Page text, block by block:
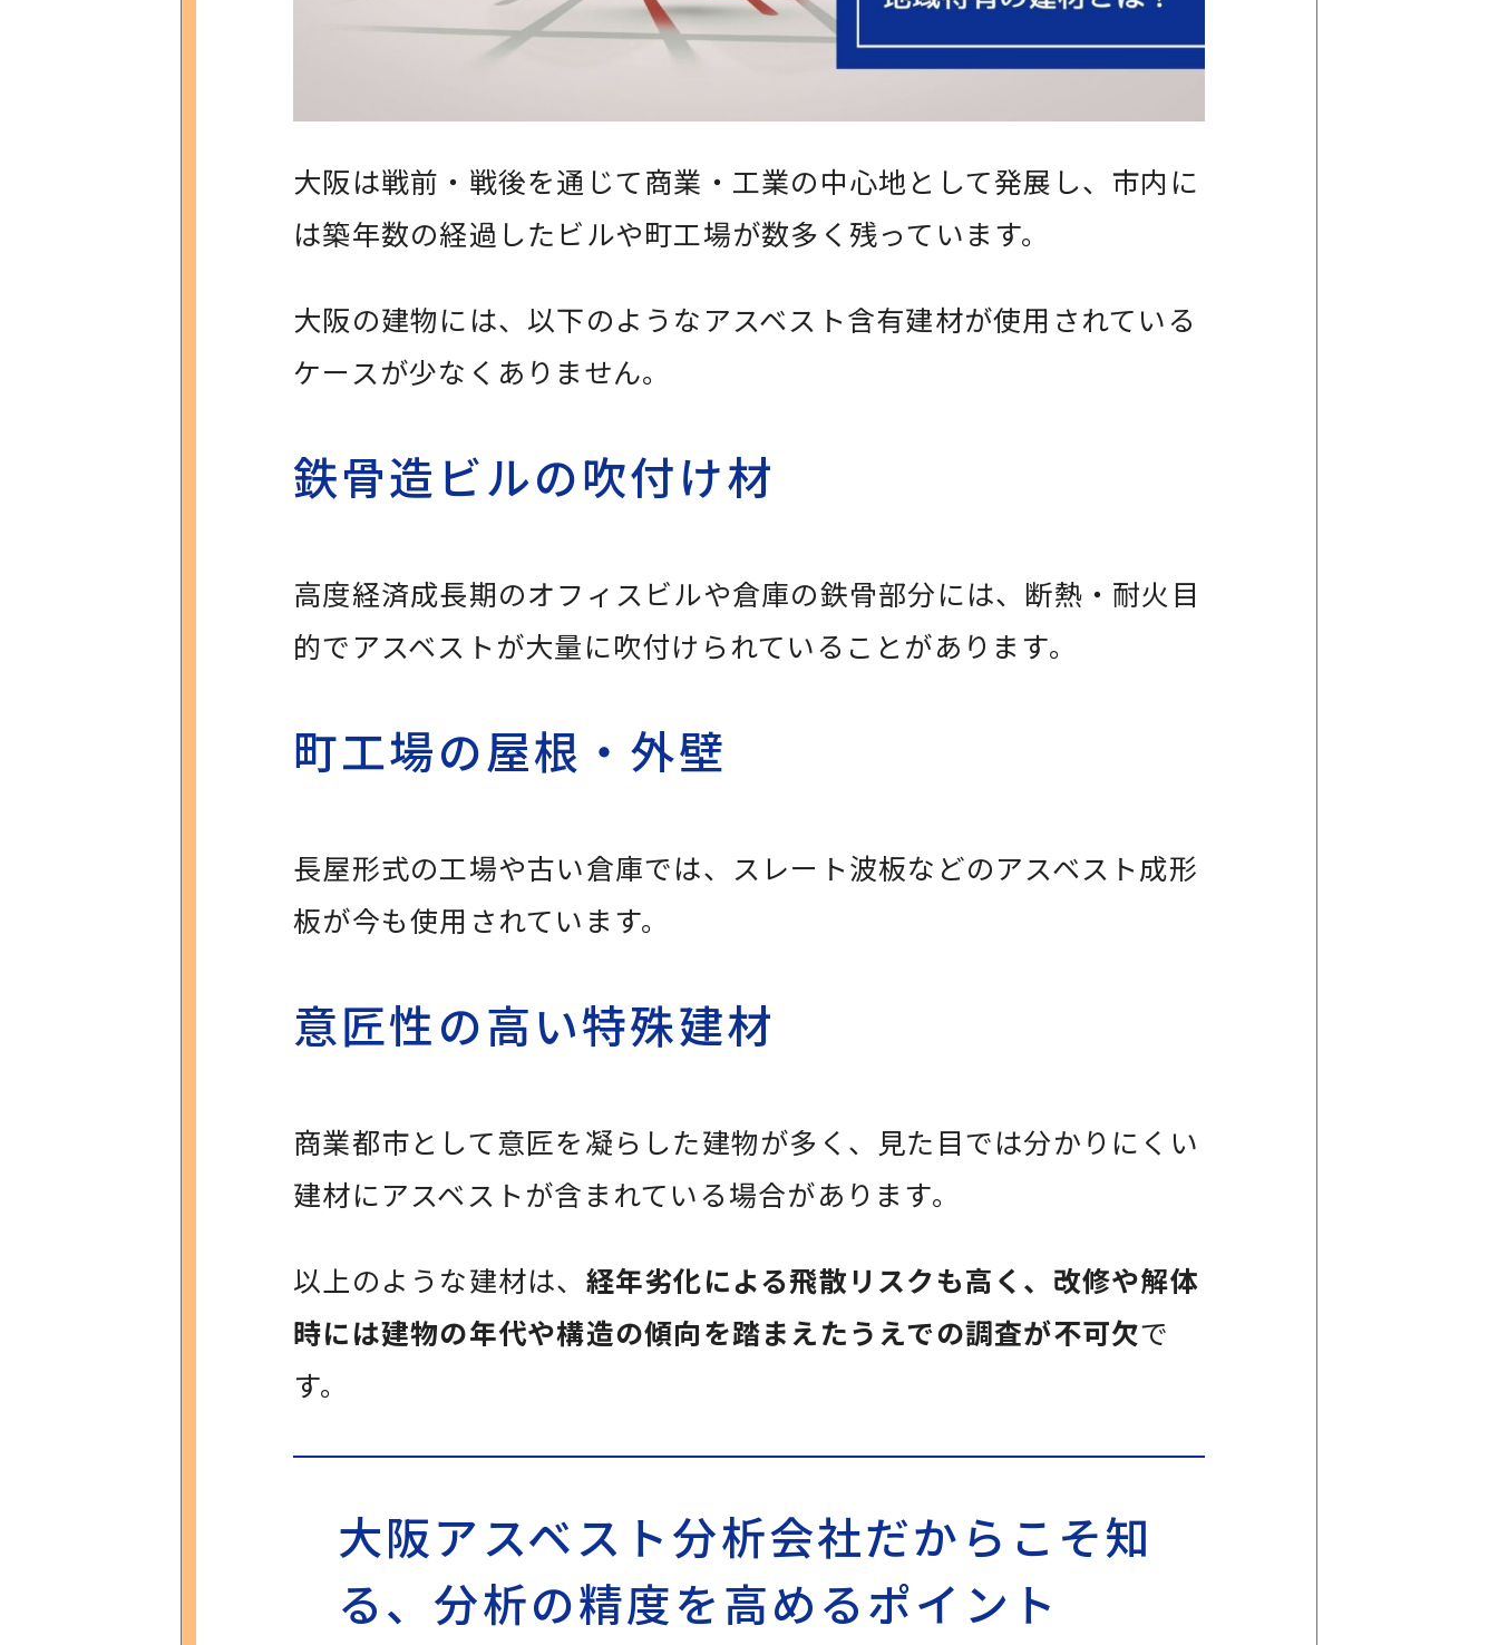
大阪は戦前・戦後を通じて商業・工業の中心地として発展し、市内に
は築年数の経過したビルや町工場が数多く残っています。
大阪の建物には、以下のようなアスベスト含有建材が使用されている
ケースが少なくありません。
鉄骨造ビルの吹付け材
高度経済成長期のオフィスビルや倉庫の鉄骨部分には、断熱・耐火目
的でアスベストが大量に吹付けられていることがあります。
町工場の屋根・外壁
長屋形式の工場や古い倉庫では、スレート波板などのアスベスト成形
板が今も使用されています。
意匠性の高い特殊建材
商業都市として意匠を凝らした建物が多く、見た目では分かりにくい
建材にアスベストが含まれている場合があります。
以上のような建材は、 経年劣化による飛散リスクも高く、改修や解体
時には建物の年代や構造の傾向を踏まえたうえでの調査が不可欠で
す。
大阪アスベスト分析会社だからこそ知
る、分析の精度を高めるポイント